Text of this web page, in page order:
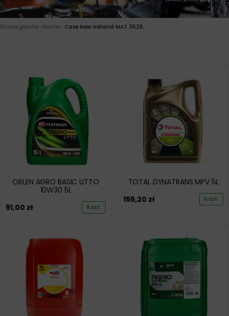
Strona główna › Norma › Case New Holland MAT 3526
ORLEN AGRO BASIC UTTO
10W30 5L
91,00 zł 6 szt.
TOTAL DYNATRANS MPV 5L
155,20 zł 6 szt.